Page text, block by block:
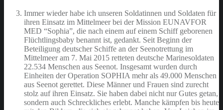
Immer wieder habe ich unseren Soldatinnen und Soldaten für
ihren Einsatz im Mittelmeer bei der Mission EUNAVFOR
MED “Sophia”, die nach einem auf einem Schiff geborenen
Flüchtlingsbaby benannt ist, gedankt. Seit Beginn der
Beteiligung deutscher Schiffe an der Seenotrettung im
Mittelmeer am 7. Mai 2015 retteten deutsche Marinesoldaten
22.534 Menschen aus Seenot. Insgesamt wurden durch
Einheiten der Operation SOPHIA mehr als 49.000 Menschen
aus Seenot gerettet. Diese Männer und Frauen sind zurecht
stolz auf ihren Einsatz. Sie haben dabei nicht nur Gutes getan,
sondern auch Schreckliches erlebt. Manche kämpfen bis heute